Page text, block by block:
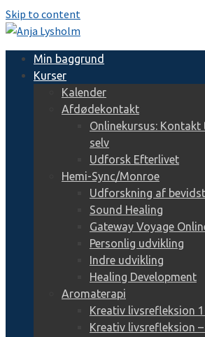
Skip to content
Min baggrund
Kurser
Kalender
Afdødekontakt
Onlinekursus:
selv
Udforsk Efterlivet
Hemi-Sync/Monroe
Udforskning af
Sound Healing
Gateway Voyage
Personlig udvikling
Indre udvikling
Healing Development
Aromaterapi
Kreativ livsrefleksion
Kreativ livsrefleksion